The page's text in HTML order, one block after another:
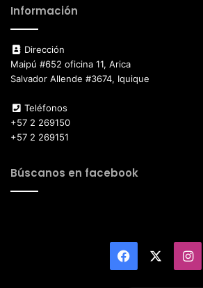
Información
Dirección
Maipú #652 oficina 11, Arica
Salvador Allende #3674, Iquique
Teléfonos
+57 2 269150
+57 2 269151
Búscanos en facebook
Facebook